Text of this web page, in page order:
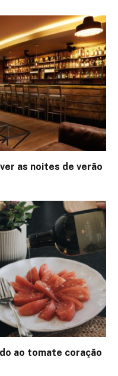
as noites de verão
ao tomate coração